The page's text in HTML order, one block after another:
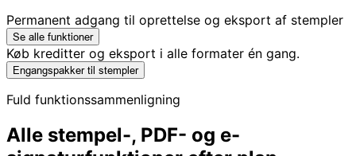
Permanent adgang til oprettelse og eksport af stempler
Se alle funktioner
Køb kreditter og eksport i alle formater én gang.
Engangspakker til stempler
Fuld funktionssammenligning
Alle stempel-, PDF- og e-